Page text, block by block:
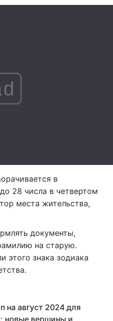
в
28 числа в четвертом
места жительства,
документы,
на старую.
этого знака зодиака
на август 2024 для
новые вершины и